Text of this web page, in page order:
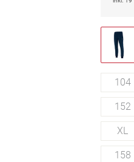
104
152
XL
158